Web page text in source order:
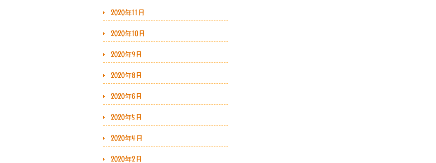
2020年11月
2020年10月
2020年9月
2020年8月
2020年6月
2020年5月
2020年4月
2020年2月